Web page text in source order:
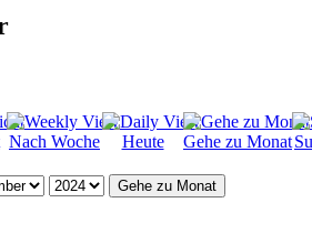
Nach Woche Heute Gehe zu Monat
Gehe zu Monat